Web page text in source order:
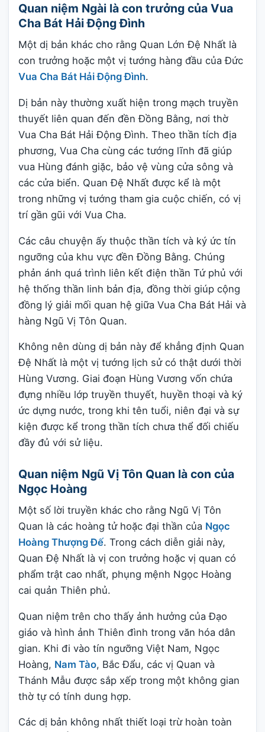
Quan niệm Ngài là con trưởng của Vua
Cha Bát Hải Động Đình
Một dị bản khác cho rằng Quan Lớn Đệ Nhất là
con trưởng hoặc một vị tướng hàng đầu của Đức
Vua Cha Bát Hải Động Đình.
Dị bản này thường xuất hiện trong mạch truyền
thuyết liên quan đến đền Đồng Bằng, nơi thờ
Vua Cha Bát Hải Động Đình. Theo thần tích địa
phương, Vua Cha cùng các tướng lĩnh đã giúp
vua Hùng đánh giặc, bảo vệ vùng cửa sông và
các cửa biển. Quan Đệ Nhất được kể là một
trong những vị tướng tham gia cuộc chiến, có vị
trí gần gũi với Vua Cha.
Các câu chuyện ấy thuộc thần tích và ký ức tín
ngưỡng của khu vực đền Đồng Bằng. Chúng
phản ánh quá trình liên kết điện thần Tứ phủ với
hệ thống thần linh bản địa, đồng thời giúp cộng
đồng lý giải mối quan hệ giữa Vua Cha Bát Hải và
hàng Ngũ Vị Tôn Quan.
Không nên dùng dị bản này để khẳng định Quan
Đệ Nhất là một vị tướng lịch sử có thật dưới thời
Hùng Vương. Giai đoạn Hùng Vương vốn chứa
đựng nhiều lớp truyền thuyết, huyền thoại và ký
ức dựng nước, trong khi tên tuổi, niên đại và sự
kiện được kể trong thần tích chưa thể đối chiếu
đầy đủ với sử liệu.
Quan niệm Ngũ Vị Tôn Quan là con của
Ngọc Hoàng
Một số lời truyền khác cho rằng Ngũ Vị Tôn
Quan là các hoàng tử hoặc đại thần của Ngọc
Hoàng Thượng Đế. Trong cách diễn giải này,
Quan Đệ Nhất là vị con trưởng hoặc vị quan có
phẩm trật cao nhất, phụng mệnh Ngọc Hoàng
cai quản Thiên phủ.
Quan niệm trên cho thấy ảnh hưởng của Đạo
giáo và hình ảnh Thiên đình trong văn hóa dân
gian. Khi đi vào tín ngưỡng Việt Nam, Ngọc
Hoàng, Nam Tào, Bắc Đẩu, các vị Quan và
Thánh Mẫu được sắp xếp trong một không gian
thờ tự có tính dung hợp.
Các dị bản không nhất thiết loại trừ hoàn toàn